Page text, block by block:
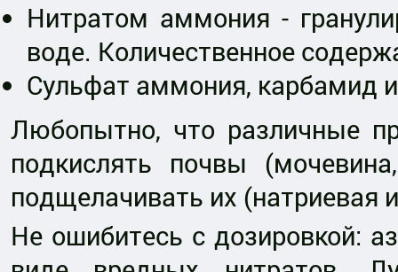
Нитратом аммония -
воде. Количественное
Сульфат аммония, карбамид
Любопытно, что различные
подкислять почвы
подщелачивать их (натриевая
Не ошибитесь с дозировкой: